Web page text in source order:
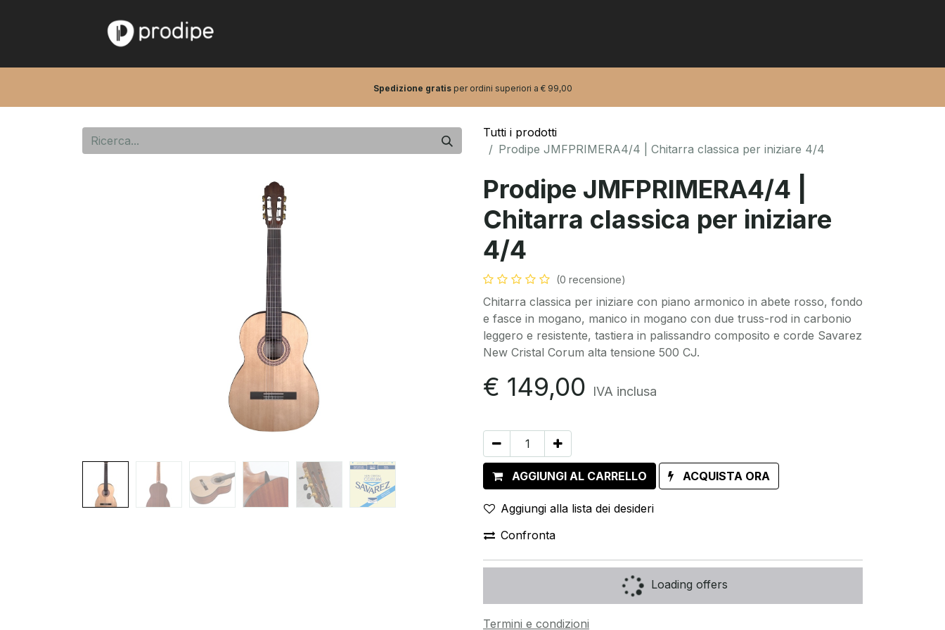
Spedizione gratis per ordini superiori a € 99,00
Tutti i prodotti
Prodipe JMFPRIMERA4/4 | Chitarra classica per iniziare 4/4
Prodipe JMFPRIMERA4/4 |
Chitarra classica per iniziare
4/4
(0 recensione)
Chitarra classica per iniziare con piano armonico in abete rosso, fondo
e fasce in mogano, manico in mogano con due truss-rod in carbonio
leggero e resistente, tastiera in palissandro composito e corde Savarez
New Cristal Corum alta tensione 500 CJ.
€ 149,00 IVA inclusa
AGGIUNGI AL CARRELLO ACQUISTA ORA
Aggiungi alla lista dei desideri
Confronta
Loading offers
Termini e condizioni